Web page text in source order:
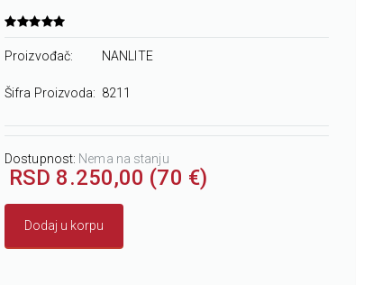
Proizvođač: NANLITE
Šifra Proizvoda: 8211
Dostupnost: Nema na stanju
RSD 8.250,00 (70 €)
Dodaj u korpu